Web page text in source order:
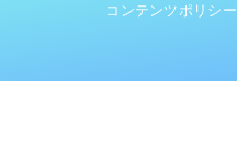
コンテンツポリシー